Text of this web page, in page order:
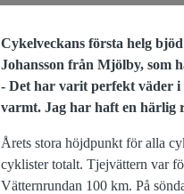
Cykelveckans första helg
Johansson från Mjölby, som
- Det har varit perfekt väder i
varmt. Jag har haft en härlig
Årets stora höjdpunkt för alla
cyklister totalt. Tjejvättern var
Vätternrundan 100 km. På